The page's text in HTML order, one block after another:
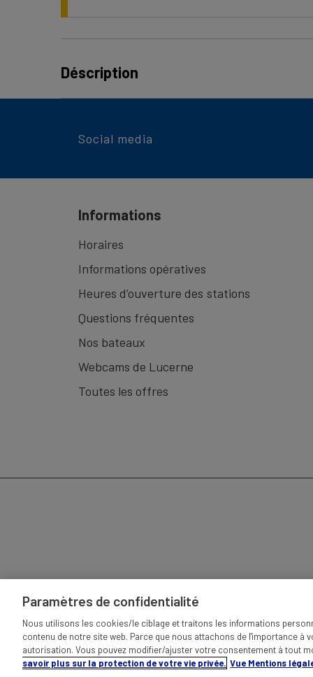
Déscription
Avec ce bon de valeur, vous offrez une
complément à un cadeau plus important – le
Société de navigation du lac des Quatre-
prestations de la SGV, telles que les billets
Social media
Informations
Horaires
Informations opératives
Heures d’ouverture des stations
Questions fréquentes
Nos bateaux
Webcams de Lucerne
Toutes les offres
MENTIONS
Paramètres de confidentialité
Nous utilisons les cookies/le ciblage et traitons les informations
contenu de notre site web. Parce que nous attachons de l'importance à
autorisation. Vous pouvez modifier/ajuster votre consentement à tout
savoir plus sur la protection de votre vie privée. Vue Mentions